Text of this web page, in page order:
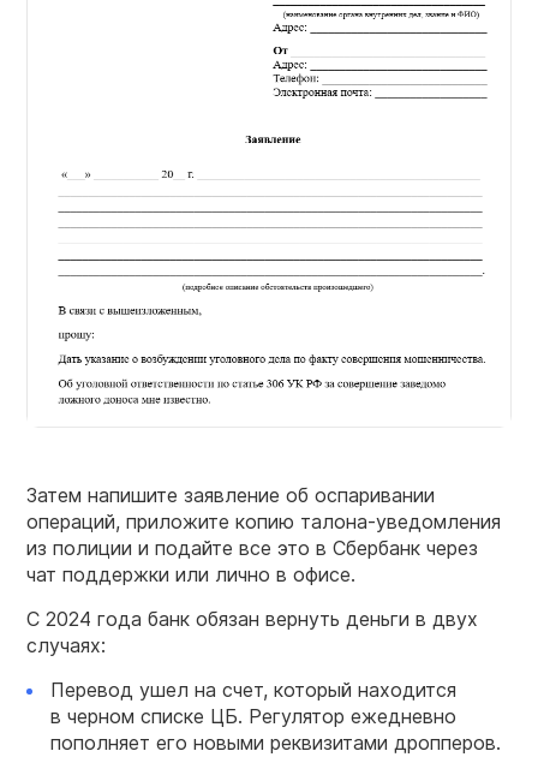
Затем напишите заявление об оспаривании
операций, приложите копию талона-уведомления
из полиции и подайте все это в Сбербанк через
чат поддержки или лично в офисе.
С 2024 года банк обязан вернуть деньги в двух
случаях:
Перевод ушел на счет, который находится
в черном списке ЦБ. Регулятор ежедневно
пополняет его новыми реквизитами дропперов.